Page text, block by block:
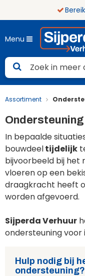
Menu
Assortiment
Ondersteuning
In bepaalde
bouwdeeltijdelijk
bijvoorbeeld bij het
vloeren op een
draagkracht heeft
worden afgevoerd.
Sijperda Verhuur
ondersteuning voor
Hulp nodig bij
ondersteuning?